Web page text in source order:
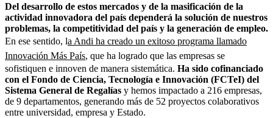
Del desarrollo de estos mercados y de la masificación de la
actividad innovadora del país dependerá la solución de nuestros
problemas, la competitividad del país y la generación de empleo.
En ese sentido, la Andi ha creado un exitoso programa llamado
Innovación Más País, que ha logrado que las empresas se
sofistiquen e innoven de manera sistemática. Ha sido cofinanciado
con el Fondo de Ciencia, Tecnología e Innovación (FCTeI) del
Sistema General de Regalías y hemos impactado a 216 empresas,
de 9 departamentos, generando más de 52 proyectos colaborativos
entre universidad, empresa y Estado.